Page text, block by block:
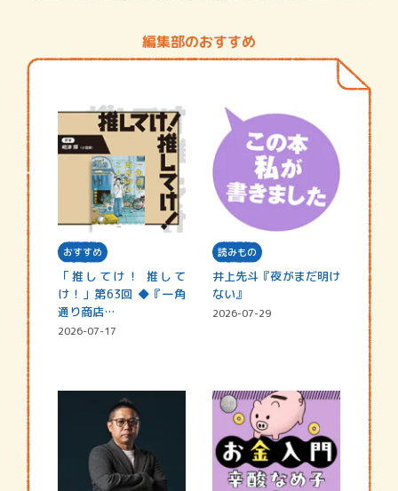
編集部のおすすめ
おすすめ
「推してけ！ 推して
け！」第63回 ◆『一角
通り商店…
2026-07-17
読みもの
井上先斗『夜がまだ明け
ない』
2026-07-29